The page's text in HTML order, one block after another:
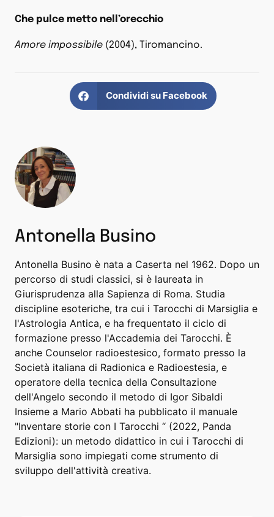
Che pulce metto nell’orecchio
Amore impossibile (2004), Tiromancino.
Condividi su Facebook
Antonella Busino
Antonella Busino è nata a Caserta nel 1962. Dopo un
percorso di studi classici, si è laureata in
Giurisprudenza alla Sapienza di Roma. Studia
discipline esoteriche, tra cui i Tarocchi di Marsiglia e
l'Astrologia Antica, e ha frequentato il ciclo di
formazione presso l'Accademia dei Tarocchi. È
anche Counselor radioestesico, formato presso la
Società italiana di Radionica e Radioestesia, e
operatore della tecnica della Consultazione
dell'Angelo secondo il metodo di Igor Sibaldi
Insieme a Mario Abbati ha pubblicato il manuale
"Inventare storie con I Tarocchi “ (2022, Panda
Edizioni): un metodo didattico in cui i Tarocchi di
Marsiglia sono impiegati come strumento di
sviluppo dell'attività creativa.